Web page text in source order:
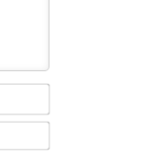
Name*
Email*